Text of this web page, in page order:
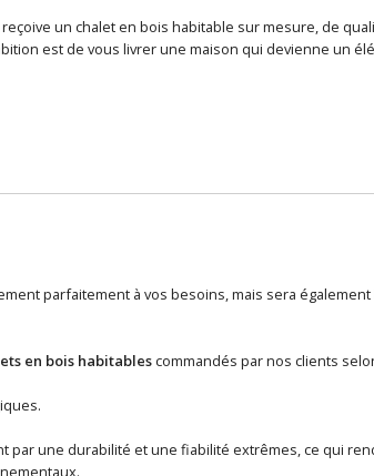
un chalet en bois habitable sur mesure, de
est de vous livrer une maison qui devienne un
parfaitement à vos besoins, mais sera
en bois habitablescommandés par nos clients
une durabilité et une fiabilité extrêmes, ce qui